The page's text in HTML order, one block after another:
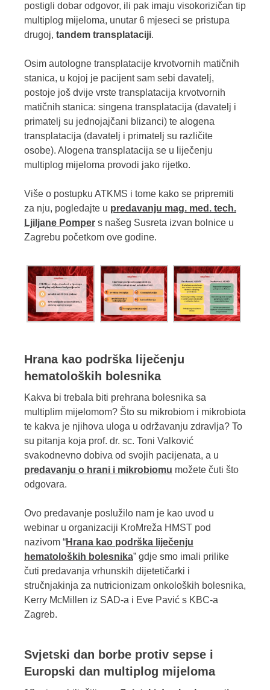
postigli dobar odgovor, ili pak imaju visokorizičan tip
multiplog mijeloma, unutar 6 mjeseci se pristupa
drugoj, tandem transplataciji.
Osim autologne transplatacije krvotvornih matičnih
stanica, u kojoj je pacijent sam sebi davatelj,
postoje još dvije vrste transplatacija krvotvornih
matičnih stanica: singena transplatacija (davatelj i
primatelj su jednojajčani blizanci) te alogena
transplatacija (davatelj i primatelj su različite
osobe). Alogena transplatacija se u liječenju
multiplog mijeloma provodi jako rijetko.
Više o postupku ATKMS i tome kako se pripremiti
za nju, pogledajte u predavanju mag. med. tech.
Ljiljane Pomper s našeg Susreta izvan bolnice u
Zagrebu početkom ove godine.
Hrana kao podrška liječenju
hematoloških bolesnika
Kakva bi trebala biti prehrana bolesnika sa
multiplim mijelomom? Što su mikrobiom i mikrobiota
te kakva je njihova uloga u održavanju zdravlja? To
su pitanja koja prof. dr. sc. Toni Valković
svakodnevno dobiva od svojih pacijenata, a u
predavanju o hrani i mikrobiomu možete čuti što
odgovara.
Ovo predavanje poslužilo nam je kao uvod u
webinar u organizaciji KroMreža HMST pod
nazivom “Hrana kao podrška liječenju
hematoloških bolesnika” gdje smo imali prilike
čuti predavanja vrhunskih dijetetičarki i
stručnjakinja za nutricionizam onkoloških bolesnika,
Kerry McMillen iz SAD-a i Eve Pavić s KBC-a
Zagreb.
Svjetski dan borbe protiv sepse i
Europski dan multiplog mijeloma